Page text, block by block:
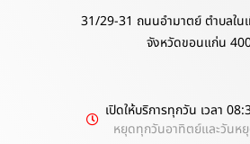
31/29-31 ถนนอำมาตย์ ตำบลในเ
จังหวัดขอนแก่น
เปิดให้บริการทุกวัน เวลา
หยุดทุกวันอาทิตย์และวันห